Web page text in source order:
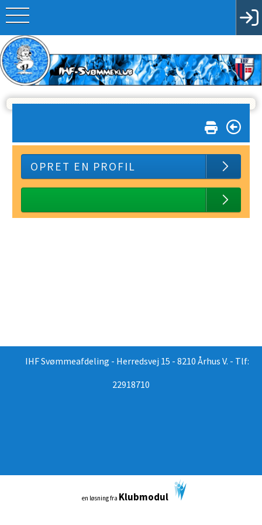
OPRET EN PROFIL
IHF Svømmeafdeling - Herredsvej 15 - 8210 Århus V. - Tlf:
22918710
en løsning fra Klubmodul